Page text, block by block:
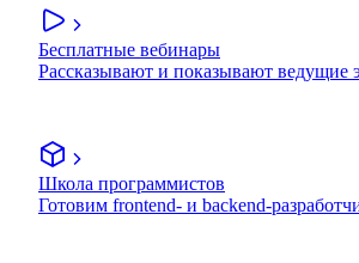
Бесплатные вебинары
Рассказывают и показывают ведущие
Школа программистов
Готовим frontend- и backend-